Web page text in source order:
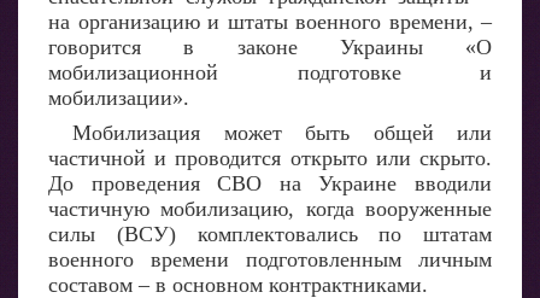
на организацию и штаты военного времени, –
говорится в законе Украины «О
мобилизационной подготовке и
мобилизации».
Мобилизация может быть общей или
частичной и проводится открыто или скрыто.
До проведения СВО на Украине вводили
частичную мобилизацию, когда вооруженные
силы (ВСУ) комплектовались по штатам
военного времени подготовленным личным
составом – в основном контрактниками.